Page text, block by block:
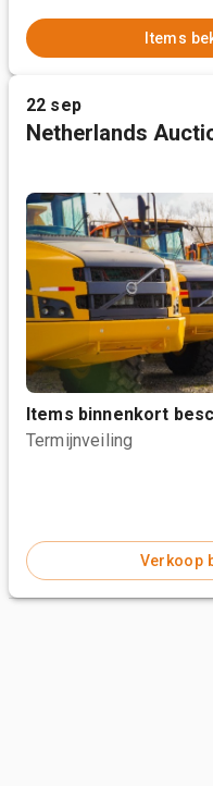
Items
22 sep
Netherlands
Items binnenkort
Termijnveiling
Verkoop